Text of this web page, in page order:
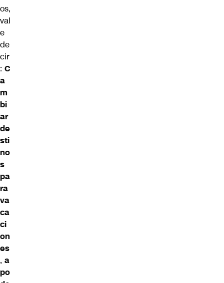
os,
val
e
de
cir
: C
a
m
bi
ar
de
sti
no
s
pa
ra
va
ca
ci
on
es
, a
po